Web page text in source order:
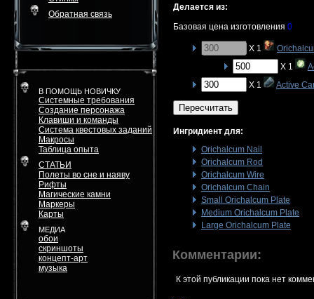
Обратная связь
В ПОМОЩЬ НОВИЧКУ
Системные требования
Создание персонажа
Клавиши и команды
Система квестовых заданий
Макросы
Таблица опыта
СТАТЬИ
Полеты во сне и наяву
Рифты
Магические камни
Маркеры
Карты
МЕДИА
обои
скриншоты
концепт-арт
музыка
Делается из:
Базовая цена изготовления 0
X 1
X 1
X 1
Active
Пересчитать
Ингридиент для:
Orichalcum Nail
Orichalcum Rod
Orichalcum Wire
Orichalcum Chain
Small Orichalcum Plate
Medium Orichalcum Plate
Large Orichalcum Plate
Комментарии:
К этой публикации пока нет